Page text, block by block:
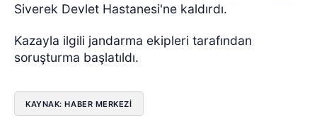
Siverek Devlet Hastanesi'ne kaldırdı.
Kazayla ilgili jandarma ekipleri tarafından
soruşturma başlatıldı.
KAYNAK: HABER MERKEZİ